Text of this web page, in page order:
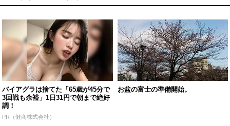
バイアグラは捨てた「65歳が45分で
3回戦も余裕」1日31円で朝まで絶好
調！
PR（健商株式会社）
お盆の富士の準備開始。